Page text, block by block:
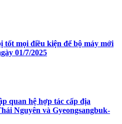
tốt mọi điều kiện để bộ máy mới
01/7/2025
quan hệ hợp tác cấp địa
Nguyên và Gyeongsangbuk-